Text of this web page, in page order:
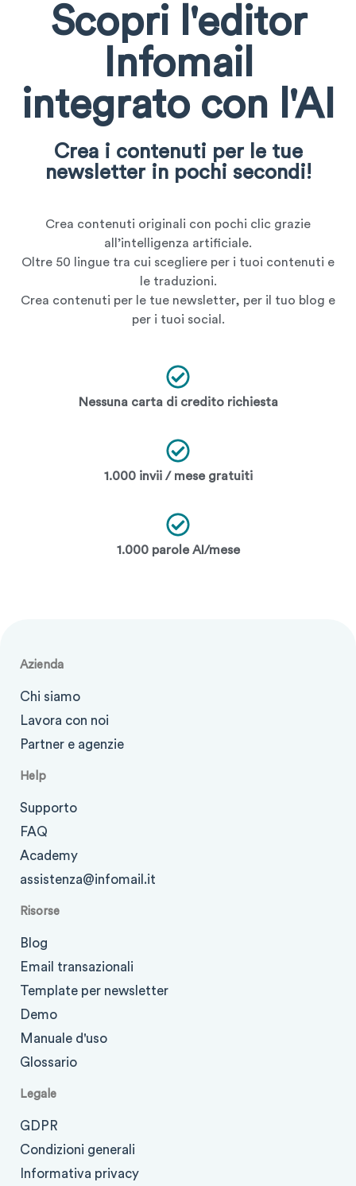
Scopri l'editor
Infomail
integrato con l'AI
Crea i contenuti per le tue
newsletter in pochi secondi!
Crea contenuti originali con pochi clic grazie
all’intelligenza artificiale.
Oltre 50 lingue tra cui scegliere per i tuoi contenuti e
le traduzioni.
Crea contenuti per le tue newsletter, per il tuo blog e
per i tuoi social.
Nessuna carta di credito richiesta
1.000 invii / mese gratuiti
1.000 parole AI/mese
Azienda
Chi siamo
Lavora con noi
Partner e agenzie
Help
Supporto
FAQ
Academy
assistenza@infomail.it
Risorse
Blog
Email transazionali
Template per newsletter
Demo
Manuale d'uso
Glossario
Legale
GDPR
Condizioni generali
Informativa privacy